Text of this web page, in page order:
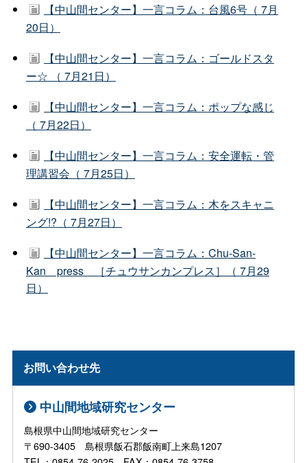
【中山間センター】一言コラム：台風6号（ 7月
20日）
【中山間センター】一言コラム：ゴールドスタ
ー☆ （ 7月21日）
【中山間センター】一言コラム：ポップな感じ
（ 7月22日）
【中山間センター】一言コラム：安全運転・管
理講習会（ 7月25日）
【中山間センター】一言コラム：木をスキャニ
ング!?（ 7月27日）
【中山間センター】一言コラム：Chu-San-
Kan press ［チュウサンカンプレス］（ 7月29
日）
お問い合わせ先
中山間地域研究センター
島根県中山間地域研究センター
〒690-3405 島根県飯石郡飯南町上来島1207